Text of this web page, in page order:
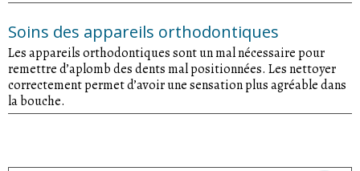
Soins des appareils orthodontiques
Les appareils orthodontiques sont un mal nécessaire pour
remettre d’aplomb des dents mal positionnées. Les nettoyer
correctement permet d’avoir une sensation plus agréable dans
la bouche.